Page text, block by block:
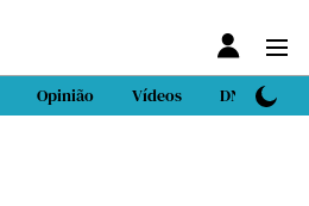
Opinião Vídeos DN Sport